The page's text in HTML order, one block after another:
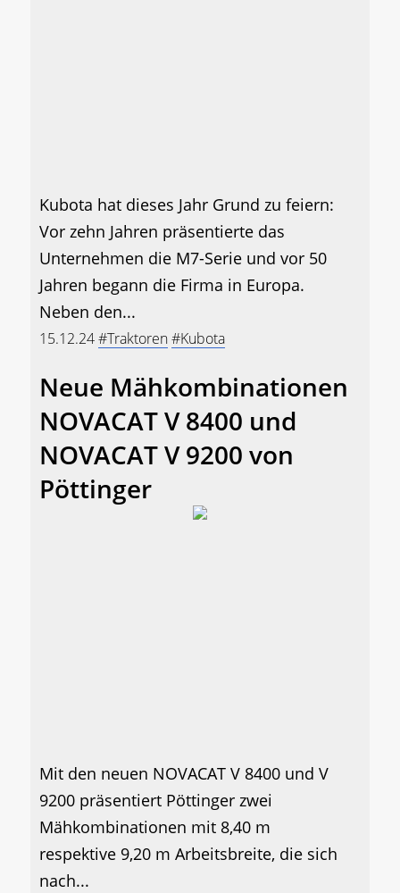
Kubota hat dieses Jahr Grund zu feiern:
Vor zehn Jahren präsentierte das
Unternehmen die M7-Serie und vor 50
Jahren begann die Firma in Europa.
Neben den...
15.12.24#Traktoren#Kubota
Neue Mähkombinationen
NOVACAT V 8400 und
NOVACAT V 9200 von
Pöttinger
Mit den neuen NOVACAT V 8400 und V
9200 präsentiert Pöttinger zwei
Mähkombinationen mit 8,40 m
respektive 9,20 m Arbeitsbreite, die sich
nach...